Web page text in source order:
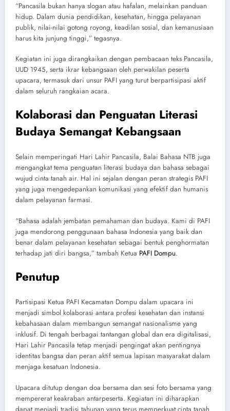
“Pancasila bukan hanya slogan atau hafalan, melainkan panduan
hidup. Dalam dunia pendidikan, kesehatan, hingga pelayanan
publik, nilai-nilai gotong royong, keadilan sosial, dan kemanusiaan
harus kita junjung tinggi,” tegasnya.
Kegiatan ini juga dirangkaikan dengan pembacaan teks Pancasila,
UUD 1945, serta ikrar kebangsaan oleh perwakilan peserta
upacara, termasuk dari unsur PAFI yang turut berpartisipasi aktif
dalam seluruh rangkaian acara.
Kolaborasi dan Penguatan Literasi
Budaya Semangat Kebangsaan
Selain memperingati Hari Lahir Pancasila, Balai Bahasa NTB juga
mengangkat tema penguatan literasi budaya dan bahasa sebagai
wujud cinta tanah air. Hal ini sejalan dengan peran strategis PAFI
yang juga mengedepankan komunikasi yang efektif dan humanis
dalam pelayanan farmasi.
“Bahasa adalah jembatan pemahaman dan budaya. Kami di PAFI
juga mendorong penggunaan bahasa Indonesia yang baik dan
benar dalam pelayanan kesehatan sebagai bentuk penghormatan
terhadap jati diri bangsa,” tambah Ketua PAFI Dompu.
Penutup
Partisipasi Ketua PAFI Kecamatan Dompu dalam upacara ini
menjadi simbol kolaborasi antara profesi kesehatan dan instansi
kebahasaan dalam membangun semangat nasionalisme yang
inklusif. Di tengah berbagai tantangan global dan era digitalisasi,
Hari Lahir Pancasila tetap menjadi pengingat akan pentingnya
identitas bangsa dan peran aktif semua lapisan masyarakat dalam
menjaga kesatuan Indonesia.
Upacara ditutup dengan doa bersama dan sesi foto bersama yang
mempererat keakraban antarpeserta. Kegiatan ini diharapkan
dapat menjadi tradisi tahunan yang terus memperkuat cinta tanah